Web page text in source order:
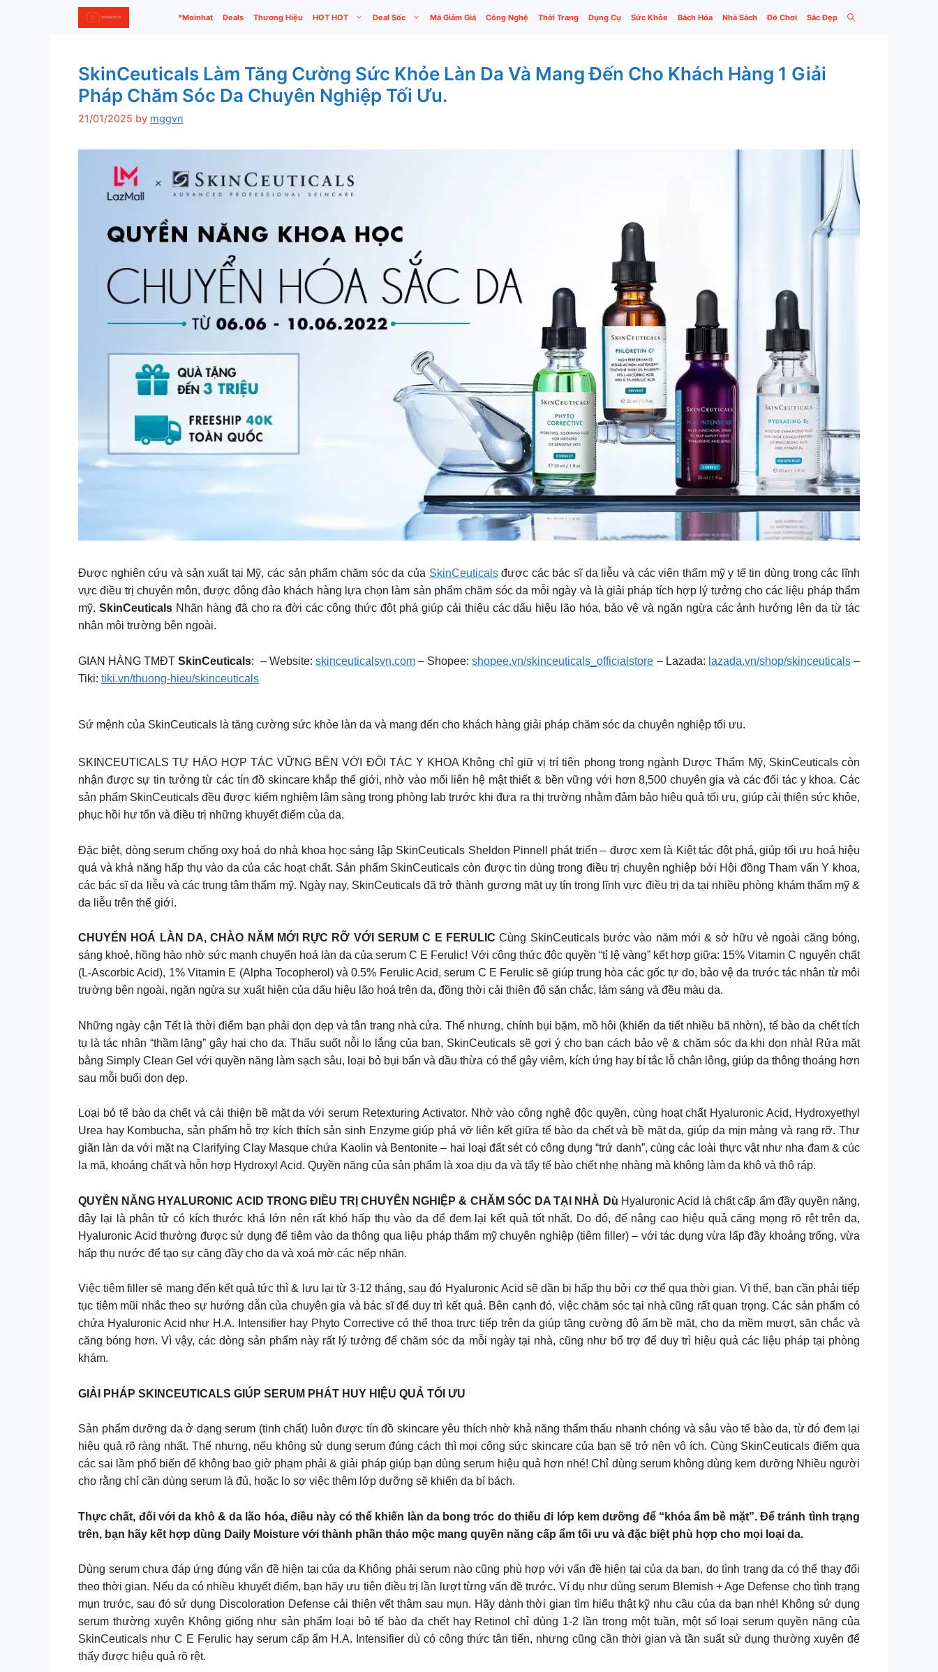
*Moinhat Deals Thương Hiệu HOT HOT Deal Sốc Mã Giảm Giá Công Nghệ Thời Trang Dụng Cụ Sức Khỏe Bách Hóa Nhà Sách Đồ Chơi Sắc Đẹp
SkinCeuticals Làm Tăng Cường Sức Khỏe Làn Da Và Mang Đến Cho Khách Hàng 1 Giải
Pháp Chăm Sóc Da Chuyên Nghiệp Tối Ưu.
21/01/2025 by mggvn
Được nghiên cứu và sản xuất tại Mỹ, các sản phẩm chăm sóc da của SkinCeuticalsđược các bác sĩ da liễu và các viện thẩm mỹ y tế tin dùng trong các lĩnh
vực điều trị chuyên môn, được đông đảo khách hàng lựa chọn làm sản phẩm chăm sóc da mỗi ngày và là giải pháp tích hợp lý tưởng cho các liệu pháp thẩm
mỹ. SkinCeuticalsNhãn hàng đã cho ra đời các công thức đột phá giúp cải thiệu các dấu hiệu lão hóa, bảo vệ và ngăn ngừa các ảnh hưởng lên da từ tác
nhân môi trường bên ngoài.
GIAN HÀNG TMĐTSkinCeuticals: – Website:skinceuticalsvn.com – Shopee:shopee.vn/skinceuticals_officialstore – Lazada: lazada.vn/shop/skinceuticals–
Tiki: tiki.vn/thuong-hieu/skinceuticals
Sứ mệnh của SkinCeuticals là tăng cường sức khỏe làn da và mang đến cho khách hàng giải pháp chăm sóc da chuyên nghiệp tối ưu.
SKINCEUTICALS TỰ HÀO HỢP TÁC VỮNG BỀN VỚI ĐỐI TÁC Y KHOA Không chỉ giữ vị trí tiên phong trong ngành Dược Thẩm Mỹ, SkinCeuticals còn
nhận được sự tin tưởng từ các tín đồ skincare khắp thế giới, nhờ vào mối liên hệ mật thiết & bền vững với hơn 8,500 chuyên gia và các đối tác y khoa. Các
sản phẩm SkinCeuticals đều được kiểm nghiệm lâm sàng trong phòng lab trước khi đưa ra thị trường nhằm đảm bảo hiệu quả tối ưu, giúp cải thiện sức khỏe,
phục hồi hư tổn và điều trị những khuyết điểm của da.
Đặc biệt, dòng serum chống oxy hoá do nhà khoa học sáng lập SkinCeuticals Sheldon Pinnell phát triển – được xem là Kiệt tác đột phá, giúp tối ưu hoá hiệu
quả và khả năng hấp thụ vào da của các hoạt chất. Sản phẩm SkinCeuticals còn được tin dùng trong điều trị chuyên nghiệp bởi Hội đồng Tham vấn Y khoa,
các bác sĩ da liễu và các trung tâm thẩm mỹ. Ngày nay, SkinCeuticals đã trở thành gương mặt uy tín trong lĩnh vực điều trị da tại nhiều phòng khám thẩm mỹ &
da liễu trên thế giới.
CHUYỂN HOÁ LÀN DA, CHÀO NĂM MỚI RỰC RỠ VỚI SERUM C E FERULIC Cùng SkinCeuticals bước vào năm mới & sở hữu vẻ ngoài căng bóng,
sáng khoẻ, hồng hào nhờ sức mạnh chuyển hoá làn da của serum C E Ferulic! Với công thức độc quyền “tỉ lệ vàng” kết hợp giữa: 15% Vitamin C nguyên chất
(L-Ascorbic Acid), 1% Vitamin E (Alpha Tocopherol) và 0.5% Ferulic Acid, serum C E Ferulic sẽ giúp trung hòa các gốc tự do, bảo vệ da trước tác nhân từ môi
trường bên ngoài, ngăn ngừa sự xuất hiện của dấu hiệu lão hoá trên da, đồng thời cải thiện độ săn chắc, làm sáng và đều màu da.
Những ngày cận Tết là thời điểm bạn phải dọn dẹp và tân trang nhà cửa. Thế nhưng, chính bụi bặm, mồ hôi (khiến da tiết nhiều bã nhờn), tế bào da chết tích
tụ là tác nhân “thầm lặng” gây hại cho da. Thấu suốt nỗi lo lắng của bạn, SkinCeuticals sẽ gợi ý cho bạn cách bảo vệ & chăm sóc da khi dọn nhà! Rửa mặt
bằng Simply Clean Gel với quyền năng làm sạch sâu, loại bỏ bụi bẩn và dầu thừa có thể gây viêm, kích ứng hay bí tắc lỗ chân lông, giúp da thông thoáng hơn
sau mỗi buổi dọn dẹp.
Loại bỏ tế bào da chết và cải thiện bề mặt da với serum Retexturing Activator. Nhờ vào công nghệ độc quyền, cùng hoạt chất Hyaluronic Acid, Hydroxyethyl
Urea hay Kombucha, sản phẩm hỗ trợ kích thích sản sinh Enzyme giúp phá vỡ liên kết giữa tế bào da chết và bề mặt da, giúp da mịn màng và rạng rỡ. Thư
giãn làn da với mặt nạ Clarifying Clay Masque chứa Kaolin và Bentonite – hai loại đất sét có công dụng “trứ danh”, cùng các loài thực vật như nha đam & cúc
la mã, khoáng chất và hỗn hợp Hydroxyl Acid. Quyền năng của sản phẩm là xoa dịu da và tẩy tế bào chết nhẹ nhàng mà không làm da khô và thô ráp.
QUYỀN NĂNG HYALURONIC ACID TRONG ĐIỀU TRỊ CHUYÊN NGHIỆP & CHĂM SÓC DA TẠI NHÀ Dù Hyaluronic Acid là chất cấp ẩm đầy quyền năng,
đây lại là phân tử có kích thước khá lớn nên rất khó hấp thụ vào da để đem lại kết quả tốt nhất. Do đó, để nâng cao hiệu quả căng mọng rõ rệt trên da,
Hyaluronic Acid thường được sử dụng để tiêm vào da thông qua liệu pháp thẩm mỹ chuyên nghiệp (tiêm filler) – với tác dụng vừa lấp đầy khoảng trống, vừa
hấp thụ nước để tạo sự căng đầy cho da và xoá mờ các nếp nhăn.
Việc tiêm filler sẽ mang đến kết quả tức thì & lưu lại từ 3-12 tháng, sau đó Hyaluronic Acid sẽ dần bị hấp thụ bởi cơ thể qua thời gian. Vì thế, bạn cần phải tiếp
tục tiêm mũi nhắc theo sự hướng dẫn của chuyên gia và bác sĩ để duy trì kết quả. Bên cạnh đó, việc chăm sóc tại nhà cũng rất quan trọng. Các sản phẩm có
chứa Hyaluronic Acid như H.A. Intensifier hay Phyto Corrective có thể thoa trực tiếp trên da giúp tăng cường độ ẩm bề mặt, cho da mềm mượt, săn chắc và
căng bóng hơn. Vì vậy, các dòng sản phẩm này rất lý tưởng để chăm sóc da mỗi ngày tại nhà, cũng như bổ trợ để duy trì hiệu quả các liệu pháp tại phòng
khám.
GIẢI PHÁP SKINCEUTICALS GIÚP SERUM PHÁT HUY HIỆU QUẢ TỐI ƯU
Sản phẩm dưỡng da ở dạng serum (tinh chất) luôn được tín đồ skincare yêu thích nhờ khả năng thẩm thấu nhanh chóng và sâu vào tế bào da, từ đó đem lại
hiệu quả rõ ràng nhất. Thế nhưng, nếu không sử dụng serum đúng cách thì mọi công sức skincare của bạn sẽ trở nên vô ích. Cùng SkinCeuticals điểm qua
các sai lầm phổ biến để không bao giờ phạm phải & giải pháp giúp bạn dùng serum hiệu quả hơn nhé! Chỉ dùng serum không dùng kem dưỡng Nhiều người
cho rằng chỉ cần dùng serum là đủ, hoặc lo sợ việc thêm lớp dưỡng sẽ khiến da bí bách.
Thực chất, đối với da khô & da lão hóa, điều này có thể khiến làn da bong tróc do thiếu đi lớp kem dưỡng để “khóa ẩm bề mặt”. Để tránh tình trạng
trên, bạn hãy kết hợp dùng Daily Moisture với thành phần thảo mộc mang quyền năng cấp ẩm tối ưu và đặc biệt phù hợp cho mọi loại da.
Dùng serum chưa đáp ứng đúng vấn đề hiện tại của da Không phải serum nào cũng phù hợp với vấn đề hiện tại của da bạn, do tình trạng da có thể thay đổi
theo thời gian. Nếu da có nhiều khuyết điểm, bạn hãy ưu tiên điều trị lần lượt từng vấn đề trước. Ví dụ như dùng serum Blemish + Age Defense cho tình trạng
mụn trước, sau đó sử dụng Discoloration Defense cải thiện vết thâm sau mụn. Hãy dành thời gian tìm hiểu thật kỹ nhu cầu của da bạn nhé! Không sử dụng
serum thường xuyên Không giống như sản phẩm loại bỏ tế bào da chết hay Retinol chỉ dùng 1-2 lần trong một tuần, một số loại serum quyền năng của
SkinCeuticals như C E Ferulic hay serum cấp ẩm H.A. Intensifier dù có công thức tân tiến, nhưng cũng cần thời gian và tần suất sử dụng thường xuyên để
thấy được hiệu quả rõ rệt.